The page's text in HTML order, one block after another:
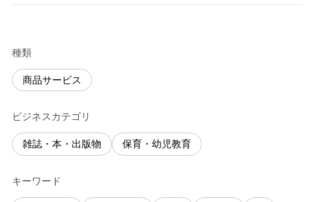
種類
商品サービス
ビジネスカテゴリ
雑誌・本・出版物 保育・幼児教育
キーワード